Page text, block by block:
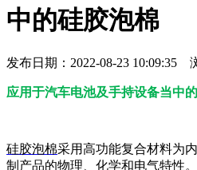
中的硅胶泡棉
发布日期：2022-08-23 10:09:35
应用于汽车电池及手持设备当中
硅胶泡棉采用高功能复合材料为
制产品的物理、化学和电气特性